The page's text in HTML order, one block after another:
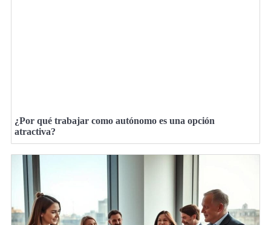
¿Por qué trabajar como autónomo es una opción
atractiva?